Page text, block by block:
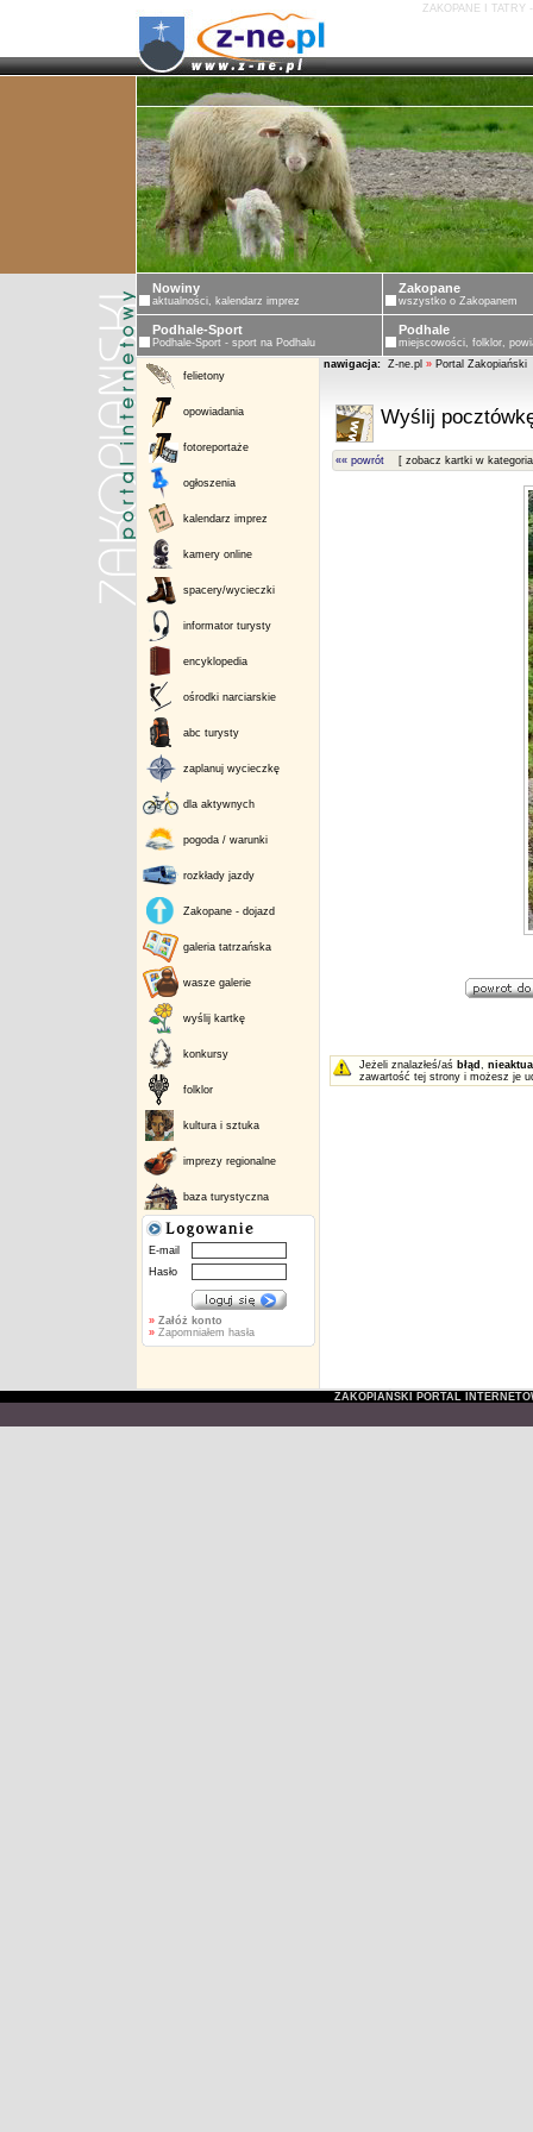
ZAKOPANE I TATRY
Nowiny
aktualności, kalendarz imprez
Zakopane
wszystko o Zakopanem
Podhale-Sport
Podhale-Sport - sport na Podhalu
Podhale
miejscowości, folklor,
felietony
opowiadania
fotoreportaże
ogłoszenia
kalendarz imprez
kamery online
spacery/wycieczki
informator turysty
encyklopedia
ośrodki narciarskie
abc turysty
zaplanuj wycieczkę
dla aktywnych
pogoda / warunki
rozkłady jazdy
Zakopane - dojazd
galeria tatrzańska
wasze galerie
wyślij kartkę
konkursy
folklor
kultura i sztuka
imprezy regionalne
baza turystyczna
E-mail
Hasło
» Załóż konto
»Zapomniałem hasła
nawigacja: Z-ne.pl » Portal Zakopiański
Wyślij
«« powrót [ zobacz kartki w
Jeżeli znalazłeś/aś błąd ,
zawartość tej strony i możesz je
ZAKOPIAŃSKI PORTAL